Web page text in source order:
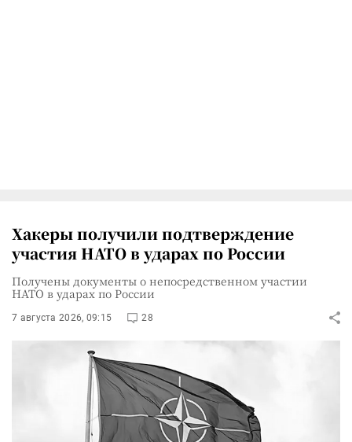
Хакеры получили подтверждение
участия НАТО в ударах по России
Получены документы о непосредственном участии
НАТО в ударах по России
7 августа 2026, 09:15 28